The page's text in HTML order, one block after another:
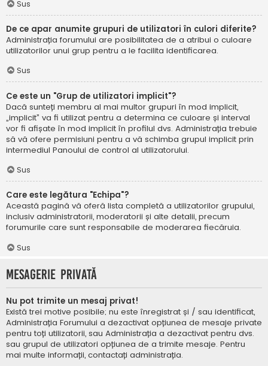
Sus
De ce apar anumite grupuri de utilizatori în culori diferite?
Administrația forumului are posibilitatea de a atribui o culoare
utilizatorilor unui grup pentru a le facilita identificarea.
Sus
Ce este un "Grup de utilizatori implicit"?
Dacă sunteți membru al mai multor grupuri în mod implicit,
„implicit” va fi utilizat pentru a determina ce culoare și interval
vor fi afișate în mod implicit în profilul dvs. Administrația trebuie
să vă ofere permisiuni pentru a vă schimba grupul implicit prin
intermediul Panoului de control al utilizatorului.
Sus
Care este legătura "Echipa"?
Această pagină vă oferă lista completă a utilizatorilor grupului,
inclusiv administratorii, moderatorii și alte detalii, precum
forumurile care sunt responsabile de moderarea fiecăruia.
Sus
Mesagerie privată
Nu pot trimite un mesaj privat!
Există trei motive posibile; nu este înregistrat și / sau identificat,
Administrația Forumului a dezactivat opțiunea de mesaje private
pentru toți utilizatorii, sau Administrația a dezactivat pentru dvs.
sau grupul de utilizatori opțiunea de a trimite mesaje. Pentru
mai multe informații, contactați administrația.